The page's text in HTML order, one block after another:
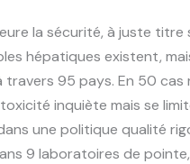
la sécurité, à juste
hépatiques existent,
travers 95 pays. En 50
inquiète mais se
une politique qualité
9 laboratoires de